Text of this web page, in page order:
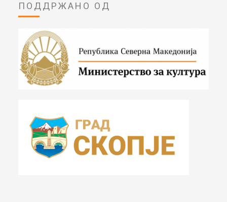
ПОДДРЖАНО ОД